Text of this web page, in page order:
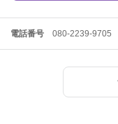
電話番号 080-2239-9705